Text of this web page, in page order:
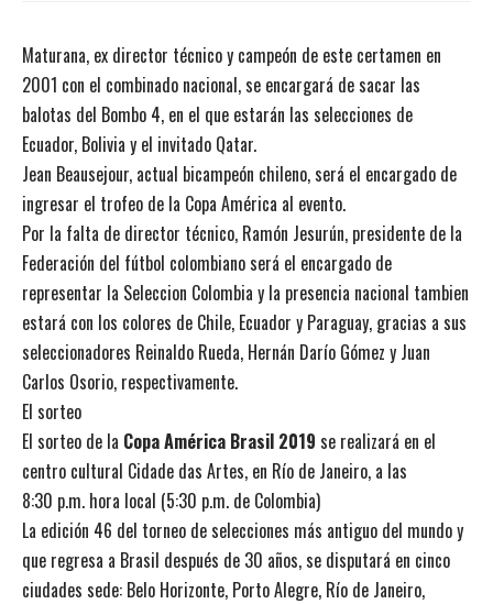
Maturana, ex director técnico y campeón de este certamen en
2001 con el combinado nacional, se encargará de sacar las
balotas del Bombo 4, en el que estarán las selecciones de
Ecuador, Bolivia y el invitado Qatar.
Jean Beausejour, actual bicampeón chileno, será el encargado de
ingresar el trofeo de la Copa América al evento.
Por la falta de director técnico, Ramón Jesurún, presidente de la
Federación del fútbol colombiano será el encargado de
representar la Seleccion Colombia y la presencia nacional tambien
estará con los colores de Chile, Ecuador y Paraguay, gracias a sus
seleccionadores Reinaldo Rueda, Hernán Darío Gómez y Juan
Carlos Osorio, respectivamente.
El sorteo
El sorteo de la Copa América Brasil 2019 se realizará en el
centro cultural Cidade das Artes, en Río de Janeiro, a las
8:30 p.m. hora local (5:30 p.m. de Colombia)
La edición 46 del torneo de selecciones más antiguo del mundo y
que regresa a Brasil después de 30 años, se disputará en cinco
ciudades sede: Belo Horizonte, Porto Alegre, Río de Janeiro,